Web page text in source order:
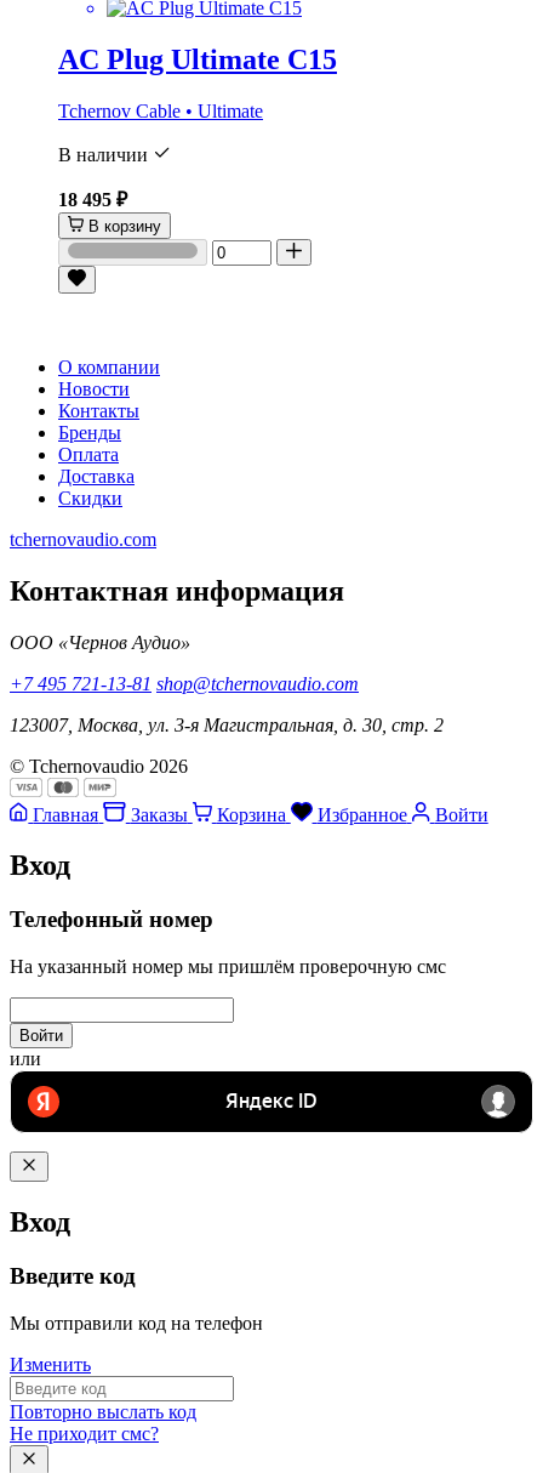
AC Plug Ultimate C15
Tchernov Cable • Ultimate
В наличии
18 495 ₽
В корзину
О компании
Новости
Контакты
Бренды
Оплата
Доставка
Скидки
tchernovaudio.com
Контактная информация
ООО «Чернов Аудио»
+7 495 721-13-81 shop@tchernovaudio.com
123007, Москва, ул. 3-я Магистральная, д. 30, стр. 2
© Tchernovaudio 2026
Главная Заказы Корзина Избранное Войти
Вход
Телефонный номер
На указанный номер мы пришлём проверочную смс
Войти
или
Вход
Введите код
Мы отправили код на телефон
Изменить
Повторно выслать код
Не приходит смс?